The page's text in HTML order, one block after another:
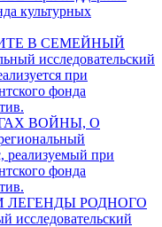
культурных
В СЕМЕЙНЫЙ
исследовательский
при
фонда
ВОЙНЫ, О
реализуемый при
фонда
И ЛЕГЕНДЫ РОДНОГО
исследовательский